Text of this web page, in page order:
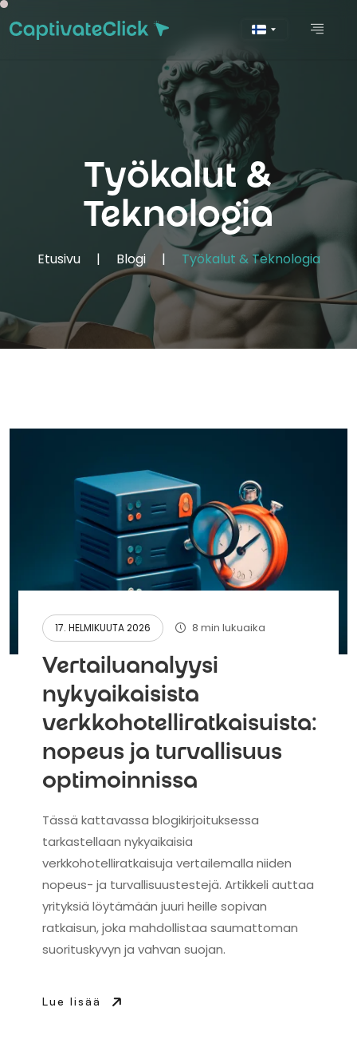
Työkalut &
Teknologia
Etusivu | Blogi | Työkalut & Teknologia
17. HELMIKUUTA 2026 8 min lukuaika
Vertailuanalyysi
nykyaikaisista
verkkohotelliratkaisuista:
nopeus ja turvallisuus
optimoinnissa
Tässä kattavassa blogikirjoituksessa
tarkastellaan nykyaikaisia
verkkohotelliratkaisuja vertailemalla niiden
nopeus- ja turvallisuustestejä. Artikkeli auttaa
yrityksiä löytämään juuri heille sopivan
ratkaisun, joka mahdollistaa saumattoman
suorituskyvyn ja vahvan suojan.
Lue lisää